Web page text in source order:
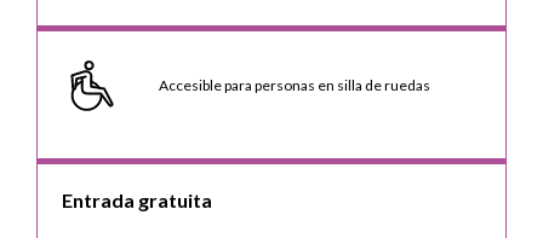
Accesible para personas en silla de ruedas
Entrada gratuita